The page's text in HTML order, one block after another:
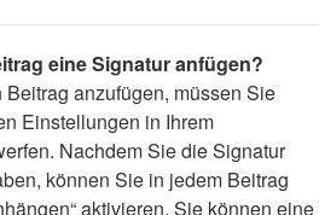
eine Signatur anfügen?
anzufügen, müssen Sie
Einstellungen in Ihrem
Nachdem Sie die Signatur
können Sie in jedem Beitrag
aktivieren. Sie können eine